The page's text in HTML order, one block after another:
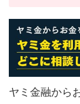
ヤミ金融から